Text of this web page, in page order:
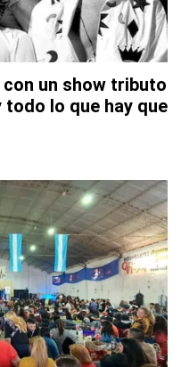
con un show tributo
todo lo que hay que